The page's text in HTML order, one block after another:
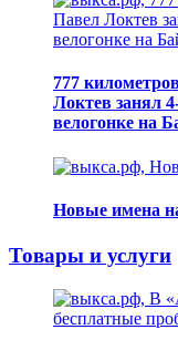
777
Локтев занял
велогонке на
Новые имена
Товары и услуги